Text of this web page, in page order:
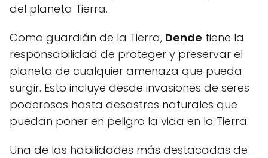
del planeta Tierra.
Como guardián de la Tierra, Dende tiene la
responsabilidad de proteger y preservar el
planeta de cualquier amenaza que pueda
surgir. Esto incluye desde invasiones de seres
poderosos hasta desastres naturales que
puedan poner en peligro la vida en la Tierra.
Una de las habilidades más destacadas de